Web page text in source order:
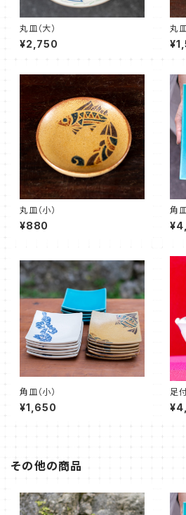
丸皿（大）
¥2,750
丸皿
丸皿（小）
¥880
角皿
角皿（小）
¥1,650
足
その他の商品